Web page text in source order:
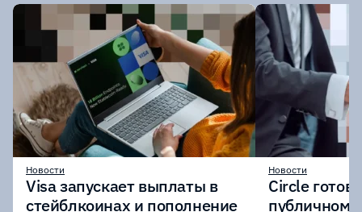
Новости
Visa запускает выплаты в
стейблкоинах и пополнение
Новости
Circle
публичному